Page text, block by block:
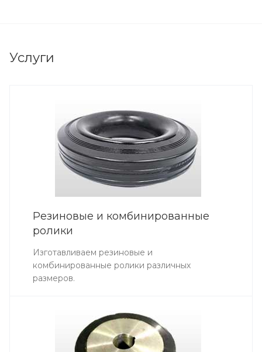
Услуги
Резиновые и комбинированные
ролики
Изготавливаем резиновые и
комбинированные ролики различных
размеров.